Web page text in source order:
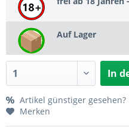
Auf Lager
In
Artikel günstiger gesehen?
Merken